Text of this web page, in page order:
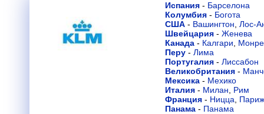
Испания - Барселона
Колумбия - Богота
США - Вашингтон Лос-
Швейцария - Женева
Канада - Калгари
Перу - Лима
Португалия - Лиссабон
Великобритания -
Мексика - Мехико
Италия - Милан
Рим
Франция - Ницца
Париж
Панама - Панама